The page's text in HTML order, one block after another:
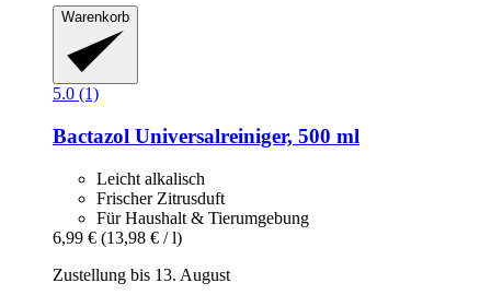
Warenkorb
5.0 (1)
Bactazol Universalreiniger, 500 ml
Leicht alkalisch
Frischer Zitrusduft
Für Haushalt & Tierumgebung
6,99 € (13,98 € / l)
Zustellung bis 13. August